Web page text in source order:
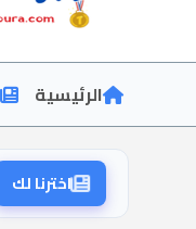
الرئيسية
اخترنا لك